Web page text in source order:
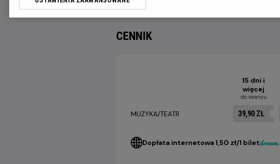
CENNIK
15 dni i
więcej
do seansu
MUZYKA/TEATR 39,90 ZŁ
Dopłata internetowa 1,50 zł/1 bilet